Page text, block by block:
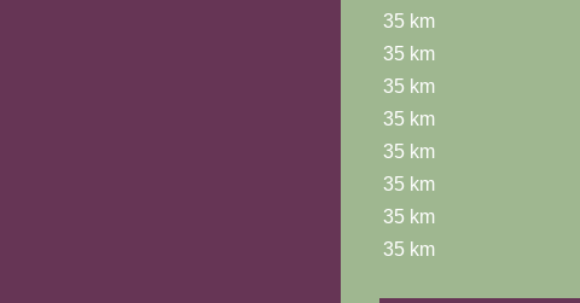
35 km
35 km
35 km
35 km
35 km
35 km
35 km
35 km